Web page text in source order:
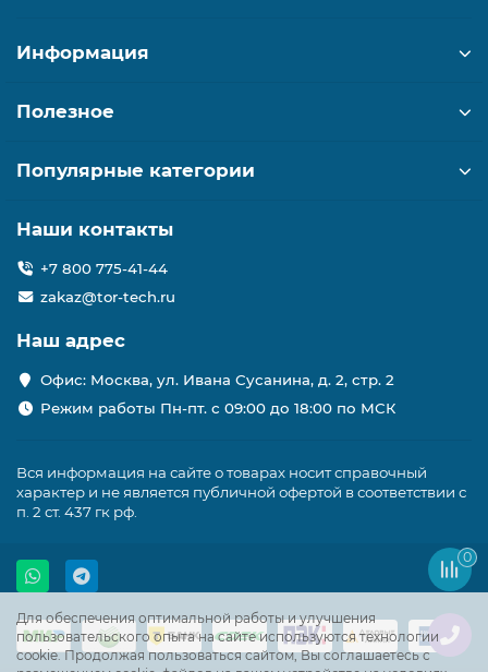
Для обеспечения оптимальной работы и улучшения
пользовательского опыта на сайте используются технологии
cookie. Продолжая пользоваться сайтом, Вы соглашаетесь с
Информация
Полезное
Популярные категории
Наши контакты
+7 800 775-41-44
zakaz@tor-tech.ru
Наш адрес
Офис: Москва, ул. Ивана Сусанина, д. 2, стр. 2
Режим работы Пн-пт. с 09:00 до 18:00 по МСК
Вся информация на сайте о товарах носит справочный
характер и не является публичной офертой в соответствии с
п. 2 ст. 437 гк рф.
0